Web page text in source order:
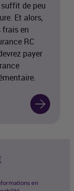
de peu
Et alors,
frais en
RC
payer
en